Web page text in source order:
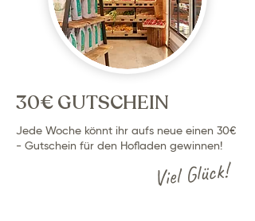
30€ GUTSCHEIN
Jede Woche könnt ihr aufs neue einen 30€
- Gutschein für den Hofladen gewinnen!
Viel Glück!